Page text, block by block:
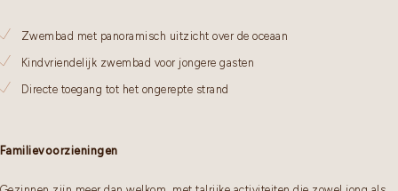
Zwembad met panoramisch uitzicht over de oceaan
Kindvriendelijk zwembad voor jongere gasten
Directe toegang tot het ongerepte strand
Familievoorzieningen